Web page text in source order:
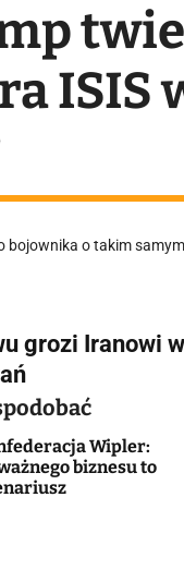
ISIS
bojownika o takim
grozi Iranowi
Wipler:
biznesu to